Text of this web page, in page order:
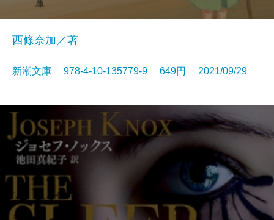
西條奈加／著
新潮文庫 978-4-10-135779-9 649円 2021/09/29